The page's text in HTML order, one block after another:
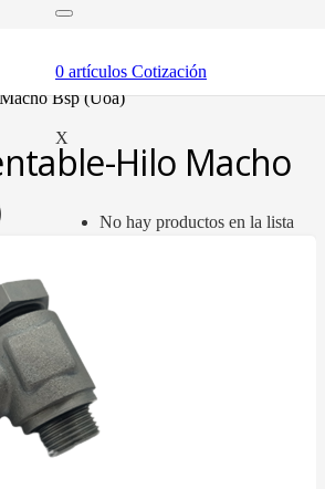
0 artículos Cotización
X
No hay productos en la lista
bsp (uoa)
Hilo Macho